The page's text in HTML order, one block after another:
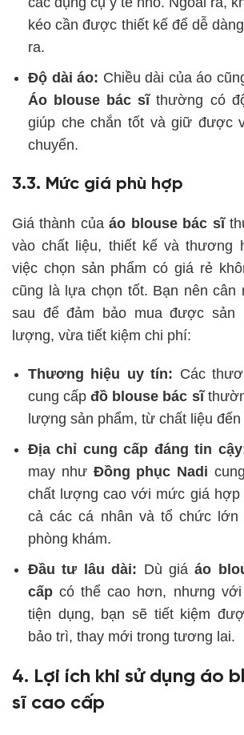
kéo cần được thiết kế để dễ
ra.
Độ dài áo: Chiều dài của áo
Áo blouse bác sĩthường có
giúp che chắn tốt và giữ được
chuyển.
3.3. Mức giá phù hợp
Giá thành củaáo blouse bác sĩ
vào chất liệu, thiết kế và thương
việc chọn sản phẩm có giá rẻ
cũng là lựa chọn tốt. Bạn nên cân
sau để đảm bảo mua được sản
lượng, vừa tiết kiệm chi phí:
Thương hiệu uy tín: Các
cung cấpđồ blouse bác sĩ
lượng sản phẩm, từ chất liệu
Địa chỉ cung cấp đáng tin
may như Đồng phục Nadi
chất lượng cao với mức giá hợp
cả các cá nhân và tổ chức lớn
phòng khám.
Đầu tư lâu dài: Dù giááo
cấp có thể cao hơn, nhưng
tiện dụng, bạn sẽ tiết kiệm
bảo trì, thay mới trong tương lai.
4. Lợi ích khi sử dụng áo
sĩ cao cấp